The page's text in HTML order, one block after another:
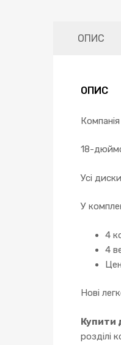
ОПИС
ОПИС
Компанія
18-
Усі
У
4
4
Нові
Купити
розділі